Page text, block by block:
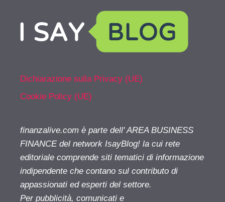
Dichiarazione sulla Privacy (UE)
Cookie Policy (UE)
finanzalive.com è parte dell' AREA BUSINESS
FINANCE del network IsayBlog! la cui rete
editoriale comprende siti tematici di informazione
indipendente che contano sul contributo di
appassionati ed esperti del settore.
Per pubblicità, comunicati e